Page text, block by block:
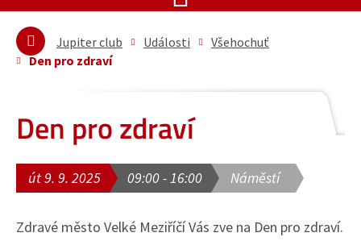
Jupiter club Události
Všehochuť
Den pro zdraví
Den pro zdraví
út 9. 9. 2025 09:00 - 16:00 Náměstí
Zdravé město Velké Meziříčí Vás zve na Den pro zdraví.